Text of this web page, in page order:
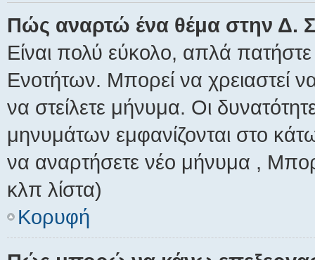
Πώς αναρτώ ένα θέμα στην Δ.
Είναι πολύ εύκολο, απλά
Ενοτήτων. Μπορεί να χρειαστεί
να στείλετε μήνυμα. Οι
μηνυμάτων εμφανίζονται στο
να αναρτήσετε νέο μήνυμα ,
κλπ λίστα)
Κορυφή